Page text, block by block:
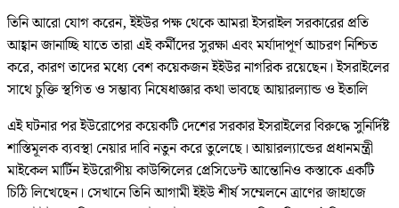
তিনি আরো যোগ করেন, ইইউর পক্ষ থেকে আমরা ইসরাইল সরকারের প্রতি
আহ্বান জানাচ্ছি যাতে তারা এই কর্মীদের সুরক্ষা এবং মর্যাদাপূর্ণ আচরণ নিশ্চিত
করে, কারণ তাদের মধ্যে বেশ কয়েকজন ইইউর নাগরিক রয়েছেন। ইসরাইলের
সাথে চুক্তি স্থগিত ও সম্ভাব্য নিষেধাজ্ঞার কথা ভাবছে আয়ারল্যান্ড ও ইতালি
এই ঘটনার পর ইউরোপের কয়েকটি দেশের সরকার ইসরাইলের বিরুদ্ধে সুনির্দিষ্ট
শাস্তিমূলক ব্যবস্থা নেয়ার দাবি নতুন করে তুলেছে। আয়ারল্যান্ডের প্রধানমন্ত্রী
মাইকেল মার্টিন ইউরোপীয় কাউন্সিলের প্রেসিডেন্ট আন্তোনিও কস্তাকে একটি
চিঠি লিখেছেন। সেখানে তিনি আগামী ইইউ শীর্ষ সম্মেলনে ত্রাণের জাহাজে